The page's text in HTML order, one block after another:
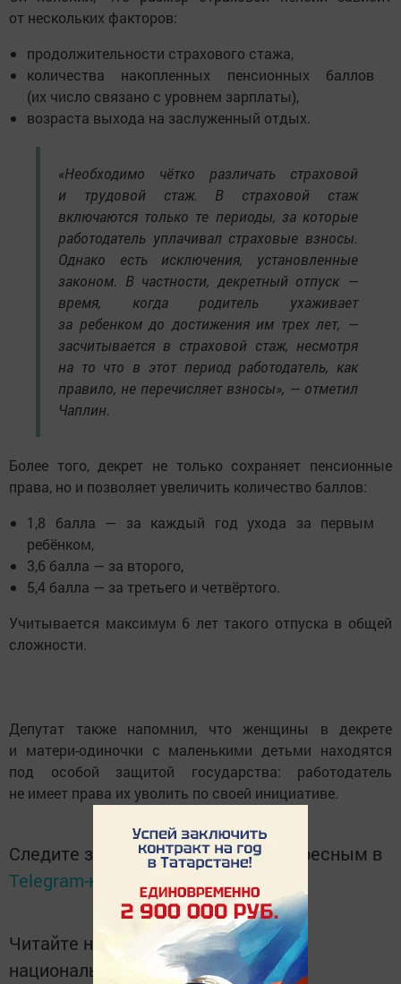
от нескольких факторов:
продолжительности страхового стажа,
количества накопленных пенсионных баллов
(их число связано с уровнем зарплаты),
возраста выхода на заслуженный отдых.
«Необходимо чётко различать страховой
и трудовой стаж. В страховой стаж
включаются только те периоды, за которые
работодатель уплачивал страховые взносы.
Однако есть исключения, установленные
законом. В частности, декретный отпуск —
время, когда родитель ухаживает
за ребенком до достижения им трех лет, —
засчитывается в страховой стаж, несмотря
на то что в этот период работодатель, как
правило, не перечисляет взносы», — отметил
Чаплин.
Более того, декрет не только сохраняет пенсионные
права, но и позволяет увеличить количество баллов:
1,8 балла — за каждый год ухода за первым
ребёнком,
3,6 балла — за второго,
5,4 балла — за третьего и четвёртого.
Учитывается максимум 6 лет такого отпуска в общей
сложности.
Депутат также напомнил, что женщины в декрете
и матери-одиночки с маленькими детьми находятся
под особой защитой государства: работодатель
не имеет права их уволить по своей инициативе.
Следите за самым важным и интересным в
Telegram-канале Татмедиа
Читайте новости Татарстана в
национальном мессенджере MАХ: